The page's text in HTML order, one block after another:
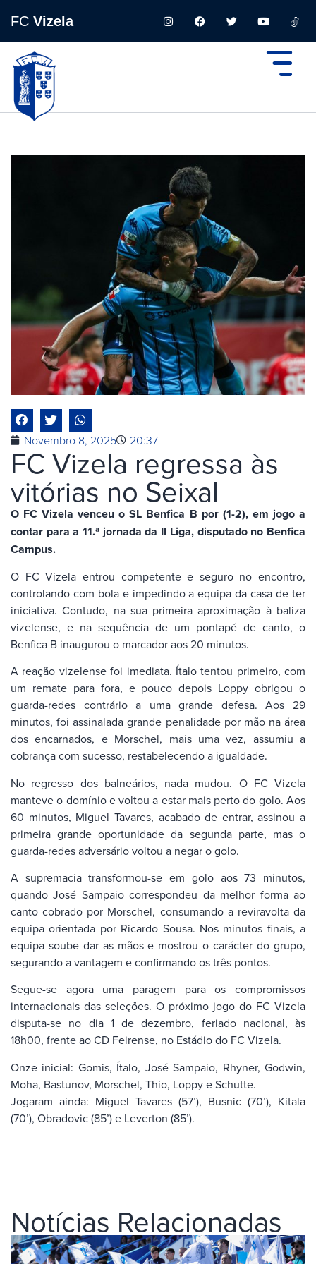
FC Vizela
Novembro 8, 2025 20:37
FC Vizela regressa às
vitórias no Seixal
O FC Vizela venceu o SL Benfica B por (1-2), em jogo a
contar para a 11.ª jornada da II Liga, disputado no Benfica
Campus.
O FC Vizela entrou competente e seguro no encontro,
controlando com bola e impedindo a equipa da casa de ter
iniciativa. Contudo, na sua primeira aproximação à baliza
vizelense, e na sequência de um pontapé de canto, o
Benfica B inaugurou o marcador aos 20 minutos.
A reação vizelense foi imediata. Ítalo tentou primeiro, com
um remate para fora, e pouco depois Loppy obrigou o
guarda-redes contrário a uma grande defesa. Aos 29
minutos, foi assinalada grande penalidade por mão na área
dos encarnados, e Morschel, mais uma vez, assumiu a
cobrança com sucesso, restabelecendo a igualdade.
No regresso dos balneários, nada mudou. O FC Vizela
manteve o domínio e voltou a estar mais perto do golo. Aos
60 minutos, Miguel Tavares, acabado de entrar, assinou a
primeira grande oportunidade da segunda parte, mas o
guarda-redes adversário voltou a negar o golo.
A supremacia transformou-se em golo aos 73 minutos,
quando José Sampaio correspondeu da melhor forma ao
canto cobrado por Morschel, consumando a reviravolta da
equipa orientada por Ricardo Sousa. Nos minutos finais, a
equipa soube dar as mãos e mostrou o carácter do grupo,
segurando a vantagem e confirmando os três pontos.
Segue-se agora uma paragem para os compromissos
internacionais das seleções. O próximo jogo do FC Vizela
disputa-se no dia 1 de dezembro, feriado nacional, às
18h00, frente ao CD Feirense, no Estádio do FC Vizela.
Onze inicial: Gomis, Ítalo, José Sampaio, Rhyner, Godwin,
Moha, Bastunov, Morschel, Thio, Loppy e Schutte.
Jogaram ainda: Miguel Tavares (57’), Busnic (70’), Kitala
(70’), Obradovic (85’) e Leverton (85’).
Notícias Relacionadas